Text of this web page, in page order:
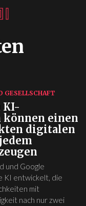
GESELLSCHAFT
KI-
können einen
digitalen
und Google
KI entwickelt, die
mit
nach nur zwei